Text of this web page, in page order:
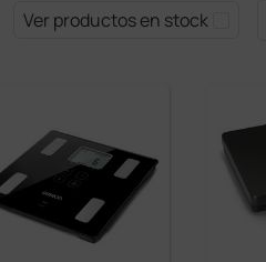
Ver productos en stock